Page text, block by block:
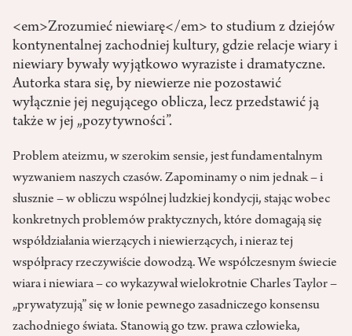
<em>Zrozumieć niewiarę</em> to studium z dziejów
kontynentalnej zachodniej kultury, gdzie relacje wiary i
niewiary bywały wyjątkowo wyraziste i dramatyczne.
Autorka stara się, by niewierze nie pozostawić
wyłącznie jej negującego oblicza, lecz przedstawić ją
także w jej „pozytywności”.
Problem ateizmu, w szerokim sensie, jest fundamentalnym
wyzwaniem naszych czasów. Zapominamy o nim jednak – i
słusznie – w obliczu wspólnej ludzkiej kondycji, stając wobec
konkretnych problemów praktycznych, które domagają się
współdziałania wierzących i niewierzących, i nieraz tej
współpracy rzeczywiście dowodzą. We współczesnym świecie
wiara i niewiara – co wykazywał wielokrotnie Charles Taylor –
„prywatyzują” się w łonie pewnego zasadniczego konsensu
zachodniego świata. Stanowią go tzw. prawa człowieka,